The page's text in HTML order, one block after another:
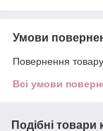
Умови
Повернення
Всі умови
Подібні товари